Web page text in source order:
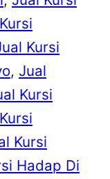
Kursi
, Jual
Kursi
Kursi
Hadap Di